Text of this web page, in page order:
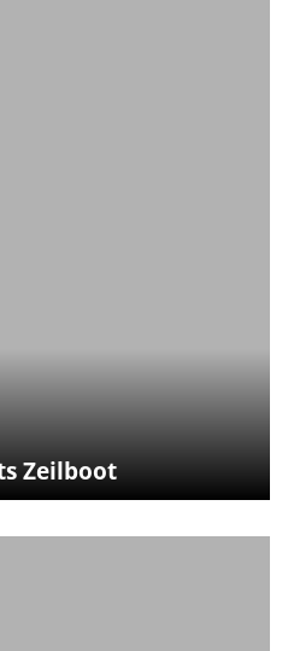
Zeilboot